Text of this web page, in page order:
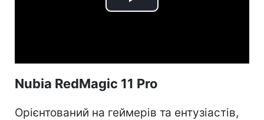
Play
Nubia RedMagic 11 Pro
Орієнтований на геймерів та ентузіастів,